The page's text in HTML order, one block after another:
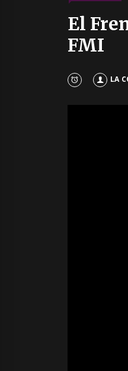
El
FMI
LA